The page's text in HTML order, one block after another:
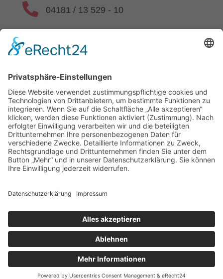
 04181 / 13 529 - 10
Datenschutz| Impressum| Echtheit von Bewertungen
© AVGS Gutschein – 2025 – Alle Rechte vorbehalten. |
Bewertungen auf ProvenExpert.com
Deutsch